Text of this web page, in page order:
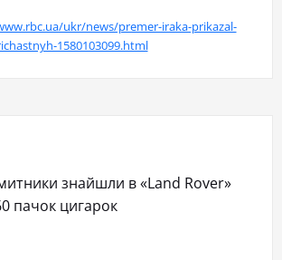
ukr/news/premer-iraka-prikazal-
1580103099.html
знайшли в «Land Rover»
пачок цигарок